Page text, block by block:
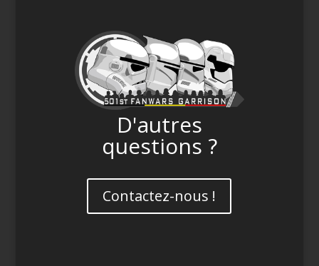
D'autres
questions ?
Contactez-nous !